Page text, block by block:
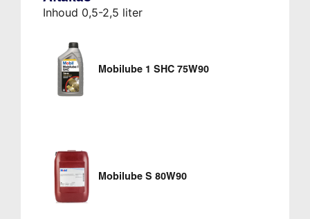
Inhoud 0,5-2,5 liter
Mobilube 1 SHC 75W90
Mobilube S 80W90